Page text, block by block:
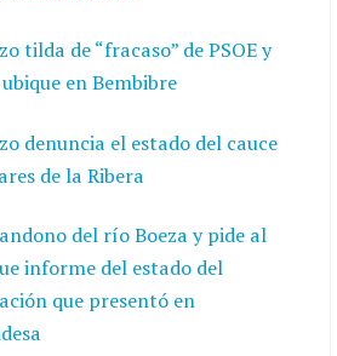
tilda de “fracaso” de PSOE y
en Bembibre
denuncia el estado del cauce
de la Ribera
del río Boeza y pide al
informe del estado del
que presentó en